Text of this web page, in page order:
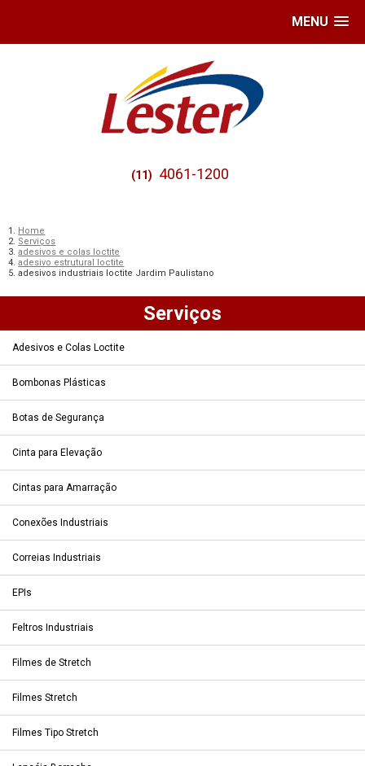
MENU
(11) 4061-1200
Home
Serviços
adesivos e colas loctite
adesivo estrutural loctite
adesivos industriais loctite Jardim Paulistano
Serviços
Adesivos e Colas Loctite
Bombonas Plásticas
Botas de Segurança
Cinta para Elevação
Cintas para Amarração
Conexões Industriais
Correias Industriais
EPIs
Feltros Industriais
Filmes de Stretch
Filmes Stretch
Filmes Tipo Stretch